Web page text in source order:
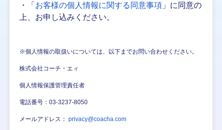
・「 お客様の個人情報に関する同意事項」に同意の
上、お申し込みください。
※個人情報の取扱いについては、以下までお問い合わせください。
株式会社コーチ・エィ
個人情報保護管理責任者
電話番号：03-3237-8050
メールアドレス： privacy@coacha.com